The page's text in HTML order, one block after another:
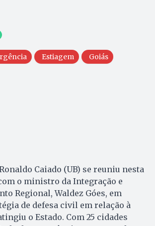
Estiagem Goiás
Caiado (UB) se reuniu nesta
o ministro da Integração e
Regional, Waldez Góes, em
de defesa civil em relação à
o Estado. Com 25 cidades